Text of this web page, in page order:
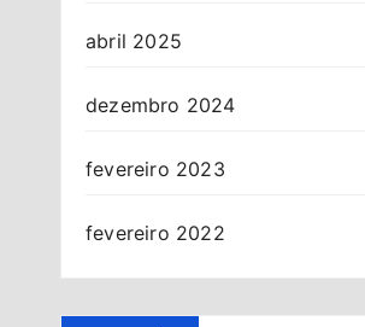
abril 2025
dezembro 2024
fevereiro 2023
fevereiro 2022